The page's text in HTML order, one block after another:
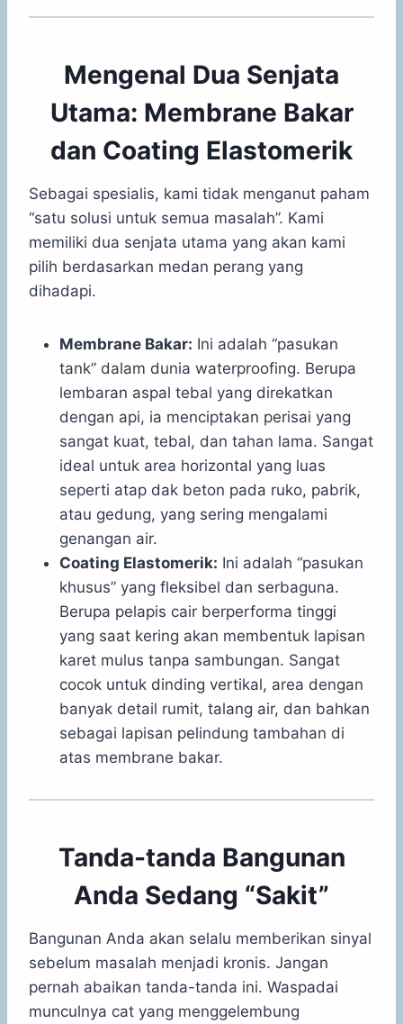
Mengenal Dua Senjata
Utama: Membrane Bakar
dan Coating Elastomerik
Sebagai spesialis, kami tidak menganut paham
“satu solusi untuk semua masalah”. Kami
memiliki dua senjata utama yang akan kami
pilih berdasarkan medan perang yang
dihadapi.
Membrane Bakar: Ini adalah “pasukan
tank” dalam dunia waterproofing. Berupa
lembaran aspal tebal yang direkatkan
dengan api, ia menciptakan perisai yang
sangat kuat, tebal, dan tahan lama. Sangat
ideal untuk area horizontal yang luas
seperti atap dak beton pada ruko, pabrik,
atau gedung, yang sering mengalami
genangan air.
Coating Elastomerik: Ini adalah “pasukan
khusus” yang fleksibel dan serbaguna.
Berupa pelapis cair berperforma tinggi
yang saat kering akan membentuk lapisan
karet mulus tanpa sambungan. Sangat
cocok untuk dinding vertikal, area dengan
banyak detail rumit, talang air, dan bahkan
sebagai lapisan pelindung tambahan di
atas membrane bakar.
Tanda-tanda Bangunan
Anda Sedang “Sakit”
Bangunan Anda akan selalu memberikan sinyal
sebelum masalah menjadi kronis. Jangan
pernah abaikan tanda-tanda ini. Waspadai
munculnya cat yang menggelembung